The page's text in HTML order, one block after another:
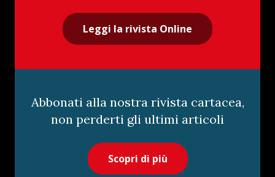
Leggi la rivista Online
Abbonati alla nostra rivista cartacea,
non perderti gli ultimi articoli
Scopri di più